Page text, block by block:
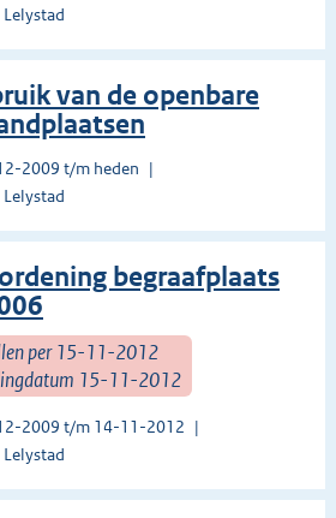
van de openbare
2009 t/m heden
begraafplaats
per 15-11-2012
15-11-2012
2009 t/m 14-11-2012